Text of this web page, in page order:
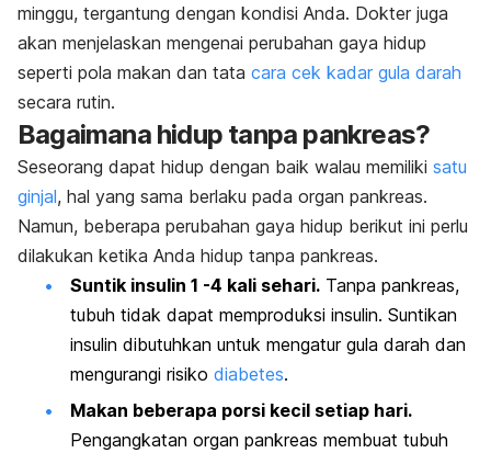
minggu, tergantung dengan kondisi Anda. Dokter juga
akan menjelaskan mengenai perubahan gaya hidup
seperti pola makan dan tata cara cek kadar gula darah
secara rutin.
Bagaimana hidup tanpa pankreas?
Seseorang dapat hidup dengan baik walau memiliki satu
ginjal, hal yang sama berlaku pada organ pankreas.
Namun, beberapa perubahan gaya hidup berikut ini perlu
dilakukan ketika Anda hidup tanpa pankreas.
Suntik insulin 1 -4 kali sehari. Tanpa pankreas,
tubuh tidak dapat memproduksi insulin. Suntikan
insulin dibutuhkan untuk mengatur gula darah dan
mengurangi risiko diabetes.
Makan beberapa porsi kecil setiap hari.
Pengangkatan organ pankreas membuat tubuh